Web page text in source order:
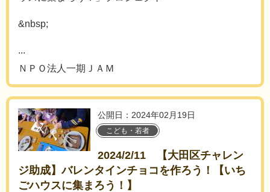
&nbsp;
...
ＮＰＯ法人一期ＪＡＭ
公開日：2024年02月19日
こども・若者
2024/2/11 【大田区チャレン
ジ助成】バレンタインチョコを作ろう！【いち
ごハウスに集まろう！】